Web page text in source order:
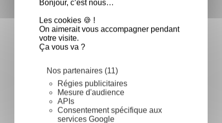
Bonjour, c’est nous…
Les cookies 🍪 !
On aimerait vous accompagner pendant
votre visite.
Ça vous va ?
Nos partenaires (11)
Régies publicitaires
Mesure d'audience
APIs
Consentement spécifique aux
services Google
Fréquemment achetés ensemble
Produits de la même catégorie